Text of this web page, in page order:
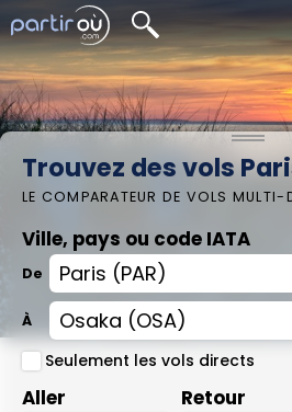
Trouvez des vols
LE COMPARATEUR DE VOLS MULTI-
Ville, pays ou code IATA
De
À
Seulement les vols directs
Aller Retour